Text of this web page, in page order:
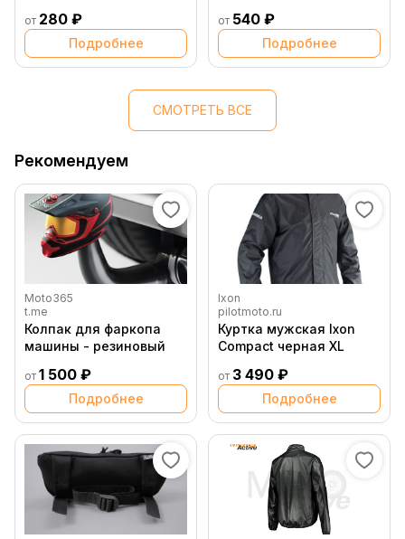
от 280 ₽
Подробнее
от 540 ₽
Подробнее
СМОТРЕТЬ ВСЕ
Рекомендуем
Moto365
t.me
Колпак для фаркопа
машины - резиновый
от 1 500 ₽
Подробнее
Ixon
pilotmoto.ru
Куртка мужская Ixon
Compact черная XL
от 3 490 ₽
Подробнее